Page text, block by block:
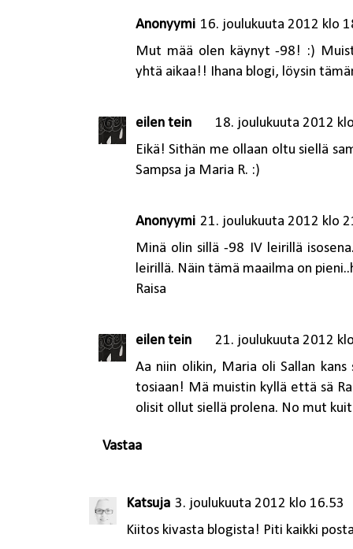
Anonyymi 16. joulukuuta 2012 klo
Mut mää olen käynyt -98! :)
yhtä aikaa!! Ihana blogi, löysin
eilen tein
18. joulukuuta 2012
Eikä! Sithän me ollaan oltu siellä
Sampsa ja Maria R. :)
Anonyymi 21. joulukuuta 2012 klo
Minä olin sillä -98 IV leirillä
leirillä. Näin tämä maailma on
Raisa
eilen tein
21. joulukuuta 2012
Aa niin olikin, Maria oli Sallan
tosiaan! Mä muistin kyllä että sä
olisit ollut siellä prolena. No mut
Vastaa
Katsuja 3. joulukuuta 2012 klo 16.53
Kiitos kivasta blogista! Piti kaikki